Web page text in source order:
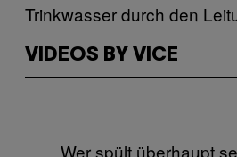
Trinkwasser durch den
VIDEOS BY VICE
Wer spült überhaupt